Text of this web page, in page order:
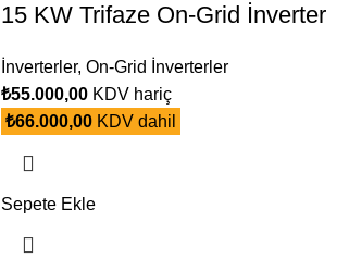
15 KW Trifaze On-Grid İnverter
İnverterler, On-Grid İnverterler
₺55.000,00KDV hariç
₺66.000,00KDV dahil
Sepete Ekle